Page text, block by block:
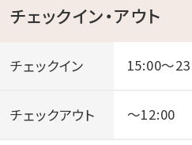
◆ 1Fにレストランを併設
◆ 車で、那覇周辺の主要スポ
際通り・ウミカジテラス・Tギャ
分！
チェックイン・アウト
チェックイン 15:00～
チェックアウト ～12:00